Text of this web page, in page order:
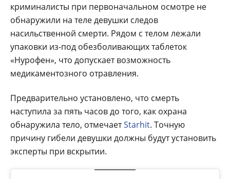
криминалисты при первоначальном осмотре не
обнаружили на теле девушки следов
насильственной смерти. Рядом с телом лежали
упаковки из-под обезболивающих таблеток
«Нурофен», что допускает возможность
медикаментозного отравления.
Предварительно установлено, что смерть
наступила за пять часов до того, как охрана
обнаружила тело, отмечаетStarhit. Точную
причину гибели девушки должны будут установить
эксперты при вскрытии.